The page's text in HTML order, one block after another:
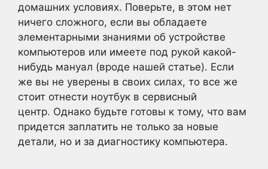
домашних условиях. Поверьте, в этом нет
ничего сложного, если вы обладаете
элементарными знаниями об устройстве
компьютеров или имеете под рукой какой-
нибудь мануал (вроде нашей статье). Если
же вы не уверены в своих силах, то все же
стоит отнести ноутбук в сервисный
центр. Однако будьте готовы к тому, что вам
придется заплатить не только за новые
детали, но и за диагностику компьютера.